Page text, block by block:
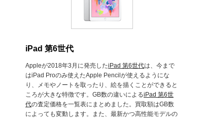
iPad 第6世代
Appleが2018年3月に発売したiPad 第6世代は、今まで
はiPad Proのみ使えたApple Pencilが使えるようにな
り、メモやノートを取ったり、絵を描くことができると
ころが大きな特徴です。GB数の違いによるiPad 第6世
代の査定価格を一覧表にまとめました。買取額はGB数
によっても変動します。また、最新かつ高性能モデルの